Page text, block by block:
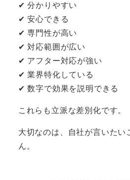
✔ 分かりやすい
✔ 安心できる
✔ 専門性が高い
✔ 対応範囲が広い
✔ アフター対応が強い
✔ 業界特化している
✔ 数字で効果を説明できる
これらも立派な差別化です。
大切なのは、自社が言いたい
ん。